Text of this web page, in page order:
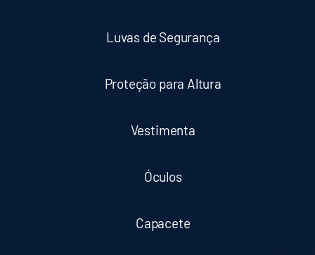
Luvas de Segurança
Proteção para Altura
Vestimenta
Óculos
Capacete